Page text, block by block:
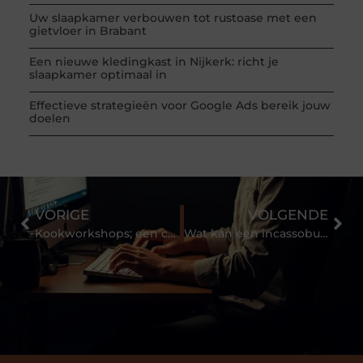
Uw slaapkamer verbouwen tot rustoase met een
gietvloer in Brabant
Een nieuwe kledingkast in Nijkerk: richt je
slaapkamer optimaal in
Effectieve strategieën voor Google Ads bereik jouw
doelen
VORIGE
Kookworkshops; een culinair uitje!
VOLGENDE
Wat kan een incassobureau uit Wageningen voor mij betekenen?